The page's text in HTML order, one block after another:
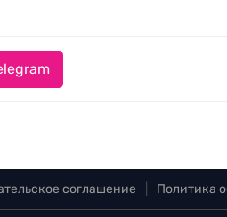
соглашение Политика